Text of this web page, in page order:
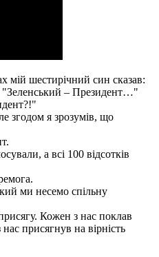
мій шестирічний син сказав:
"Зеленський – Президент…"
згодом я зрозумів, що
а всі 100 відсотків
ми несемо спільну
Кожен з нас поклав
присягнув на вірність